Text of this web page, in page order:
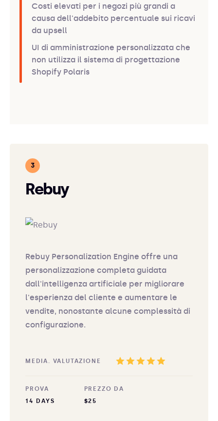
Costi elevati per i negozi più grandi a
causa dell'addebito percentuale sui ricavi
da upsell‍
UI di amministrazione personalizzata che
non utilizza il sistema di progettazione
Shopify Polaris
Rebuy
Rebuy Personalization Engine offre una
personalizzazione completa guidata
dall'intelligenza artificiale per migliorare
l'esperienza del cliente e aumentare le
vendite, nonostante alcune complessità di
configurazione.
MEDIA. VALUTAZIONE
PROVA
14 DAYS
PREZZO DA
$25